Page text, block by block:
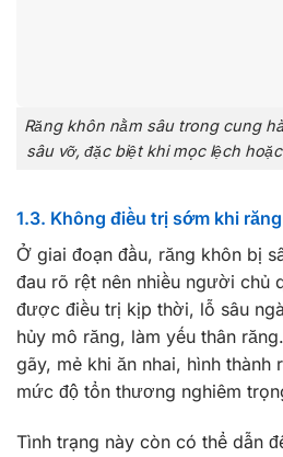
Răng khôn nằm sâu trong cung
sâu vỡ, đặc biệt khi mọc lệch
1.3. Không điều trị sớm khi
Ở giai đoạn đầu, răng khôn bị
đau rõ rệt nên nhiều người chủ
được điều trị kịp thời, lỗ sâu
hủy mô răng, làm yếu thân
gãy, mẻ khi ăn nhai, hình
mức độ tổn thương nghiêm
Tình trạng này còn có thể dẫn